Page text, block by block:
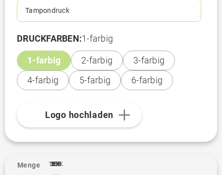
Tampondruck
DRUCKFARBEN:1-farbig
1-farbig 2-farbig
3-farbig
4-farbig
5-farbig 6-farbig
Logo hochladen
Menge 500
1K
3K
5K
10K
25K
50K
100K